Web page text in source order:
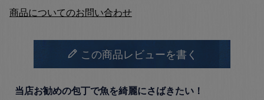
商品についてのお問い合わせ
この商品レビューを書く
当店お勧めの包丁で魚を綺麗にさばきたい！